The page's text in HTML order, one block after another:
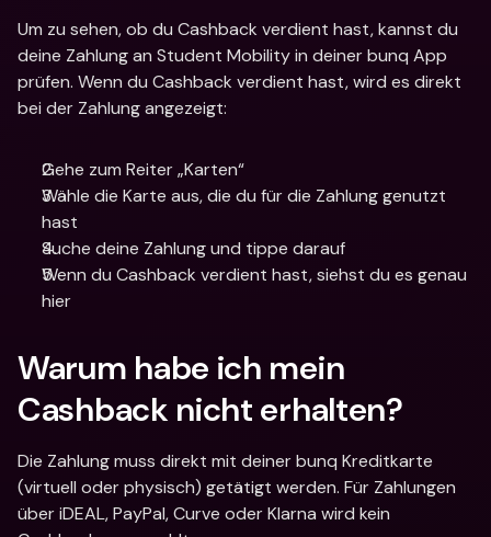
Um zu sehen, ob du Cashback verdient hast, kannst du
deine Zahlung an Student Mobility in deiner bunq App
prüfen. Wenn du Cashback verdient hast, wird es direkt
bei der Zahlung angezeigt:
Gehe zum Reiter „Karten“
Wähle die Karte aus, die du für die Zahlung genutzt
hast
Suche deine Zahlung und tippe darauf
Wenn du Cashback verdient hast, siehst du es genau
hier
Warum habe ich mein
Cashback nicht erhalten?
Die Zahlung muss direkt mit deiner bunq Kreditkarte
(virtuell oder physisch) getätigt werden. Für Zahlungen
über iDEAL, PayPal, Curve oder Klarna wird kein